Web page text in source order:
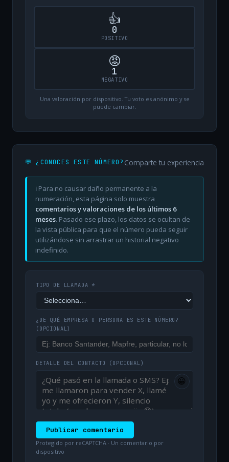
👍
0
POSITIVO
😡
1
NEGATIVO
Una valoración por dispositivo. Tu voto es anónimo y se
puede cambiar.
💬 ¿CONOCES ESTE NÚMERO? Comparte tu experiencia
ℹ️ Para no causar daño permanente a la
numeración, esta página solo muestra
comentarios y valoraciones de los últimos 6
meses. Pasado ese plazo, los datos se ocultan de
la vista pública para que el número pueda seguir
utilizándose sin arrastrar un historial negativo
indefinido.
TIPO DE LLAMADA *
¿DE QUÉ EMPRESA O PERSONA ES ESTE NÚMERO?
(OPCIONAL)
DETALLE DEL CONTACTO (OPCIONAL)
😀
Publicar comentario
Protegido por reCAPTCHA · Un comentario por
dispositivo